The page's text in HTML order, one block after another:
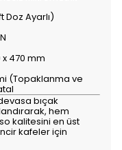
Doz Ayarlı)
x 470 mm
(Topaklanma ve
bıçak
hem
kalitesini en üst
kafeler için